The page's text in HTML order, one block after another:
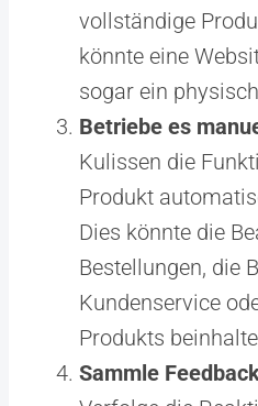
vollständige
könnte eine
sogar ein
Betriebe es
Kulissen die
Produkt
Dies könnte die
Bestellungen, die
Kundenservice
Produkts
Sammle